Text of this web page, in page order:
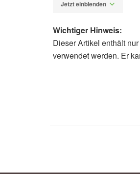
Jetzt einblenden
Diplom-
Wichtiger Hinweis:
Dieser Artikel enthält
verwendet werden. Er